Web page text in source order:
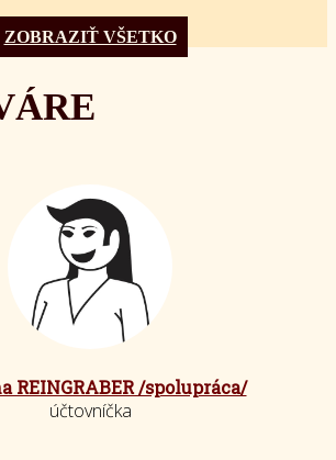
ZOBRAZIŤ VŠETKO
REINGRABER /spolupráca/
účtovníčka